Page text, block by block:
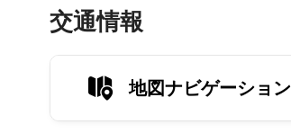
交通情報
地図ナビゲーション